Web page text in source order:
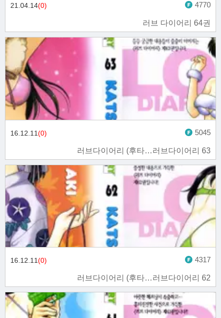
러브 다이어리 64권
21.04.14(0) 4770
러브다이어리 (후타…러브다이어리 63
16.12.11(0) 5045
러브다이어리 (후타…러브다이어리 62
16.12.11(0) 4317